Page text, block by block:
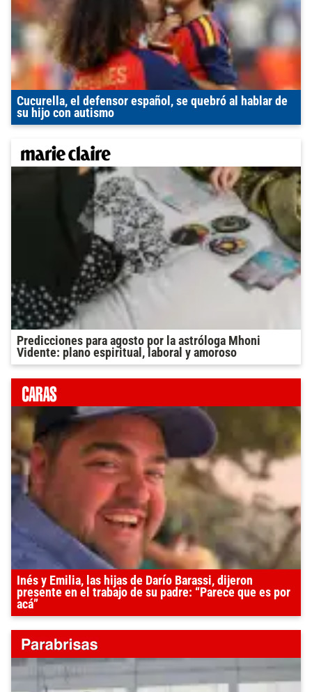
Cucurella, el defensor español, se quebró al hablar de
su hijo con autismo
Predicciones para agosto por la astróloga Mhoni
Vidente: plano espiritual, laboral y amoroso
Inés y Emilia, las hijas de Darío Barassi, dijeron
presente en el trabajo de su padre: “Parece que es por
acá”